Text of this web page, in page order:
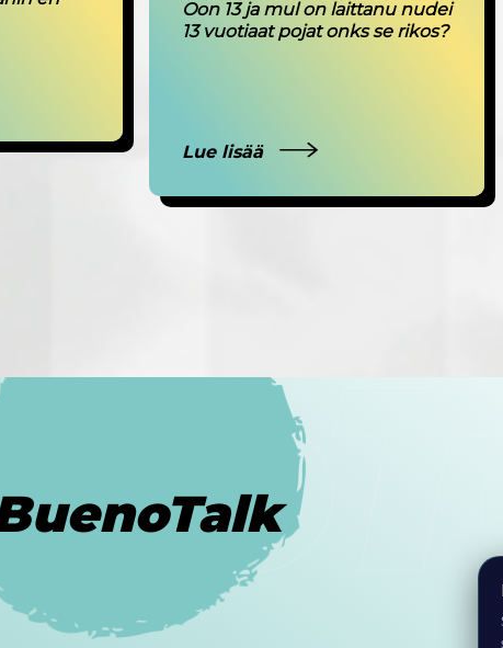
Oon 13 ja mul on laittanu nudei
13 vuotiaat pojat onks se rikos?
Lue lisää